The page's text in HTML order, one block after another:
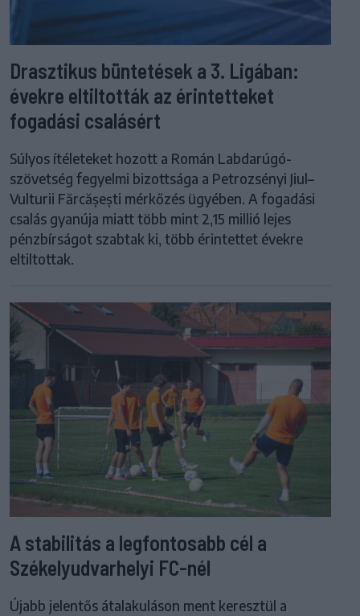
Drasztikus büntetések a 3. Ligában:
évekre eltiltották az érintetteket
fogadási csalásért
Súlyos ítéleteket hozott a Román Labdarúgó-
szövetség fegyelmi bizottsága a Petrozsényi Jiul–
Vulturii Fărcășești mérkőzés ügyében. A fogadási
csalás gyanúja miatt több mint 2,15 millió lejes
pénzbírságot szabtak ki, több érintettet évekre
eltiltottak.
A stabilitás a legfontosabb cél a
Székelyudvarhelyi FC-nél
Újabb jelentős átalakuláson ment keresztül a